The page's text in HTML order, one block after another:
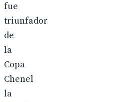
fue
triunfador
de
la
Copa
Chenel
la